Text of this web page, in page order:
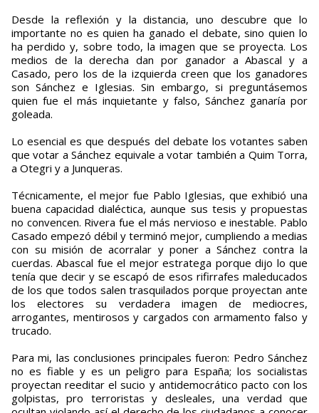
Desde la reflexión y la distancia, uno descubre que lo
importante no es quien ha ganado el debate, sino quien lo
ha perdido y, sobre todo, la imagen que se proyecta. Los
medios de la derecha dan por ganador a Abascal y a
Casado, pero los de la izquierda creen que los ganadores
son Sánchez e Iglesias. Sin embargo, si preguntásemos
quien fue el más inquietante y falso, Sánchez ganaría por
goleada.
Lo esencial es que después del debate los votantes saben
que votar a Sánchez equivale a votar también a Quim Torra,
a Otegri y a Junqueras.
Técnicamente, el mejor fue Pablo Iglesias, que exhibió una
buena capacidad dialéctica, aunque sus tesis y propuestas
no convencen. Rivera fue el más nervioso e inestable. Pablo
Casado empezó débil y terminó mejor, cumpliendo a medias
con su misión de acorralar y poner a Sánchez contra la
cuerdas. Abascal fue el mejor estratega porque dijo lo que
tenía que decir y se escapó de esos rifirrafes maleducados
de los que todos salen trasquilados porque proyectan ante
los electores su verdadera imagen de mediocres,
arrogantes, mentirosos y cargados con armamento falso y
trucado.
Para mi, las conclusiones principales fueron: Pedro Sánchez
no es fiable y es un peligro para España; los socialistas
proyectan reeditar el sucio y antidemocrático pacto con los
golpistas, pro terroristas y desleales, una verdad que